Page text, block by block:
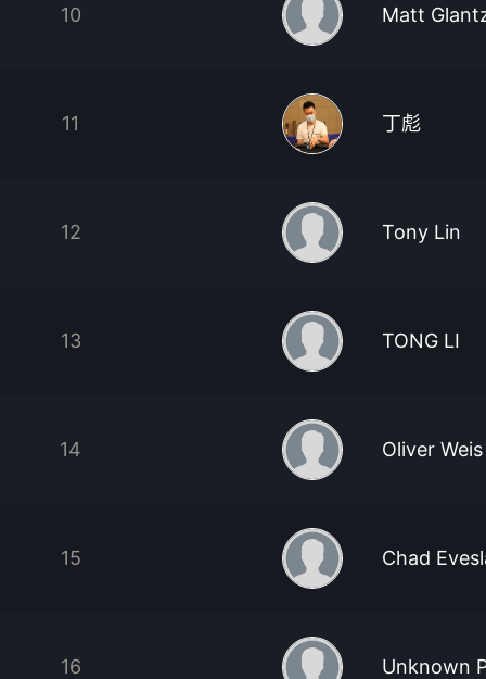
10 Matt
11 丁彪
12 Tony Lin
13 TONG LI
14 Oliver Weis
15 Chad
16 Unknown